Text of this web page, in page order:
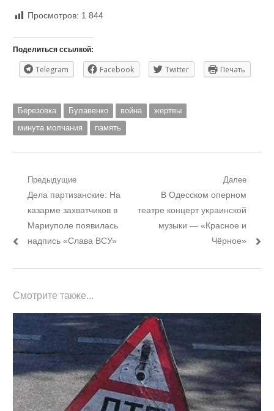
Просмотров: 1 844
Поделиться ссылкой:
Telegram Facebook Twitter Печать
Березовка Булавенко война
жертвы
минута молчания
память
Навигация
по
записям
Предыдущие
Предыдущий
пост:
Дела партизанские: На
казарме захватчиков в
Мариуполе появилась
надпись «Слава ВСУ»
Далее
Следующий
пост:
В Одесском оперном
театре концерт украинской
музыки — «Красное и
Чёрное»
Смотрите также...